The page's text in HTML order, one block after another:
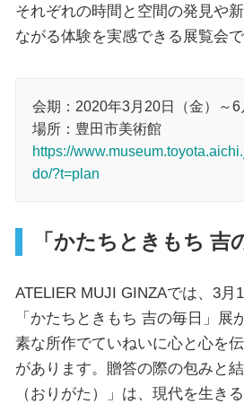
それぞれの時間と空間の発見や
ながる体験を実感できる展覧会で
会期：2020年3月20日（金）～6
場所：豊田市美術館
https://
do/?t=plan
「かたちときもち 吉
ATELIER MUJI GINZAでは、3月
「かたちときもち 吉の毎日」展
素な所作でていねいに心と心を
があります。贈答の際の包みと
（おりがた）」は、現代を生き